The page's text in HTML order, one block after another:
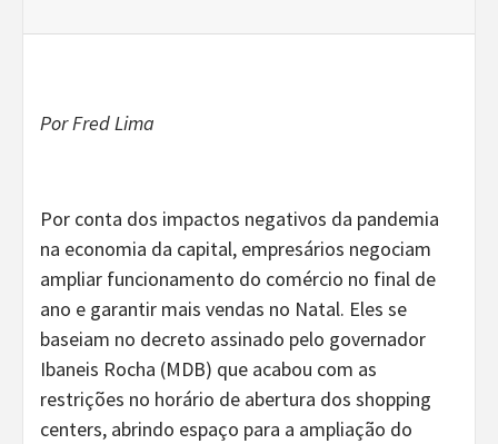
Por Fred Lima
Por conta dos impactos negativos da pandemia
na economia da capital, empresários negociam
ampliar funcionamento do comércio no final de
ano e garantir mais vendas no Natal. Eles se
baseiam no decreto assinado pelo governador
Ibaneis Rocha (MDB) que acabou com as
restrições no horário de abertura dos shopping
centers, abrindo espaço para a ampliação do